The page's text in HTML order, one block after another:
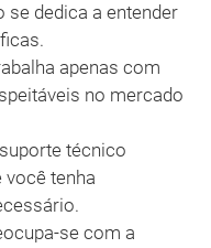
se dedica a entender
apenas com
no mercado
técnico
você tenha
se com a